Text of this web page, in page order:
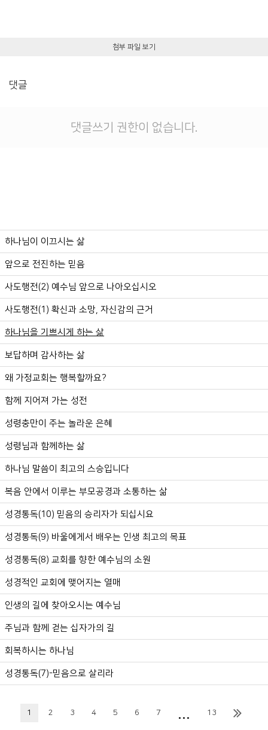
첨부 파일 보기
댓글
댓글쓰기 권한이 없습니다.
하나님이 이끄시는 삶
앞으로 전진하는 믿음
사도행전(2) 예수님 앞으로 나아오십시오
사도행전(1) 확신과 소망, 자신감의 근거
하나님을 기쁘시게 하는 삶
보답하며 감사하는 삶
왜 가정교회는 행복할까요?
함께 지어져 가는 성전
성령충만이 주는 놀라운 은혜
성령님과 함께하는 삶
하나님 말씀이 최고의 스승입니다
복음 안에서 이루는 부모공경과 소통하는 삶
성경통독(10) 믿음의 승리자가 되십시요
성경통독(9) 바울에게서 배우는 인생 최고의 목표
성경통독(8) 교회를 향한 예수님의 소원
성경적인 교회에 맺어지는 열매
인생의 길에 찾아오시는 예수님
주님과 함께 걷는 십자가의 길
회복하시는 하나님
성경통독(7)-믿음으로 살리라
1 2 3 4 5 6 7 ... 13